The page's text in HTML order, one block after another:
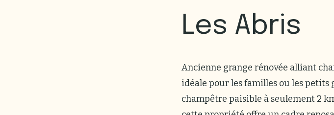
Les Abris
Ancienne grange rénovée alliant
idéale pour les familles ou les petits
champêtre paisible à seulement 2